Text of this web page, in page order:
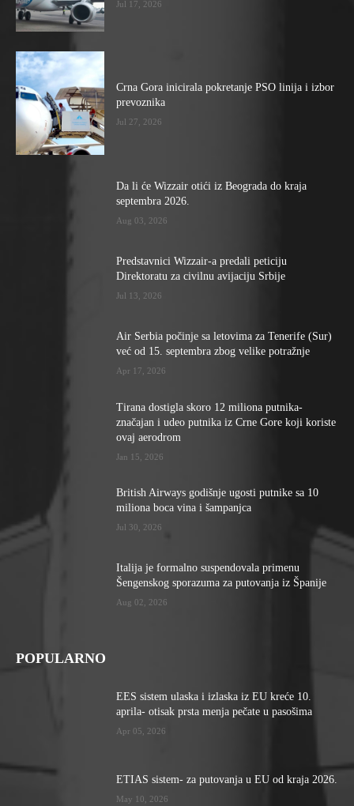
Jul 17, 2026
Crna Gora inicirala pokretanje PSO linija i izbor
prevoznika
Jul 27, 2026
Da li će Wizzair otići iz Beograda do kraja
septembra 2026.
Aug 03, 2026
Predstavnici Wizzair-a predali peticiju
Direktoratu za civilnu avijaciju Srbije
Jul 13, 2026
Air Serbia počinje sa letovima za Tenerife (Sur)
već od 15. septembra zbog velike potražnje
Apr 17, 2026
Tirana dostigla skoro 12 miliona putnika-
značajan i udeo putnika iz Crne Gore koji koriste
ovaj aerodrom
Jan 15, 2026
British Airways godišnje ugosti putnike sa 10
miliona boca vina i šampanjca
Jul 30, 2026
Italija je formalno suspendovala primenu
Šengenskog sporazuma za putovanja iz Španije
Aug 02, 2026
POPULARNO
EES sistem ulaska i izlaska iz EU kreće 10.
aprila- otisak prsta menja pečate u pasošima
Apr 05, 2026
ETIAS sistem- za putovanja u EU od kraja 2026.
May 10, 2026